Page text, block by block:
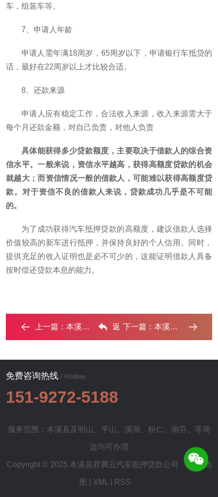
车，组装车等。
7、申请人年龄
申请人需年满18周岁，65周岁以下，申请银行车抵贷的
话，最好在22周岁以上才比较合适。
8、还款来源
申请人应有稳定工作，合法收入来源，收入来源需大于
每个月还款金额，对自己负责，对他人负责
具体能获得多少贷款额度，主要取决于借款人的综合资
信水平。一般来说，资信水平越高，获得高额度贷款的机会
就越大；而资信情况一般的借款人，可能难以获得高额度贷
款。对于资信不良的借款人来说，贷款成功几乎是不可能
的。
为了成功获得汽车抵押贷款的高额度，建议借款人选择
价值较高的新车进行抵押，并保持良好的个人信用。同时，
提供充足的收入证明也是必不可少的，这能证明借款人具备
按时偿还贷款本息的能力。
上一篇： 本溪县车辆抵押贷款的产品对比和选择解析 ...‌ 返 下一篇：本溪县车抵贷不押车贷款行情‌
免费咨询热线 / Hotline
151-9272-5188
服务范围：本溪县及 明山 平山 溪湖 桓仁 南芬 、等周
边均可办理
Copyright © 2025 本溪县昇腾云汽车抵押贷款公司 网站地
图 XML RSS